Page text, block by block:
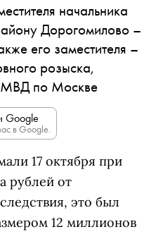
начальника
Дорогомилово –
его заместителя –
розыска,
МВД по Москве
Google
в Google.
17 октября при
рублей от
это был
12 миллионов